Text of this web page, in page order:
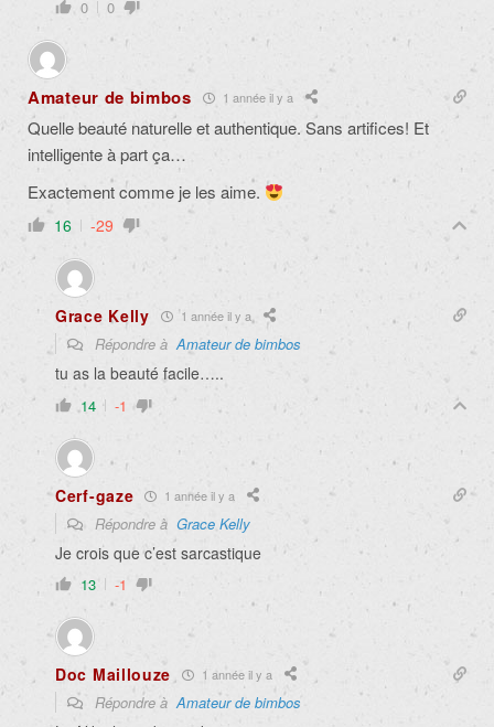
0 0
Amateur de bimbos 1 année il y a
Quelle beauté naturelle et authentique. Sans artifices! Et
intelligente à part ça…
Exactement comme je les aime.
16 -29
Grace Kelly 1 année il y a
Répondre àAmateur de bimbos
tu as la beauté facile…..
14 -1
Cerf-gaze 1 année il y a
Répondre à Grace Kelly
Je crois que c’est sarcastique
13 -1
Doc Maillouze 1 année il y a
Répondre àAmateur de bimbos